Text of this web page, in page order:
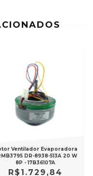
Ventilador Evaporadora
DR-8938-513A 20 W
8P - 17B36107A
R$1.729,84